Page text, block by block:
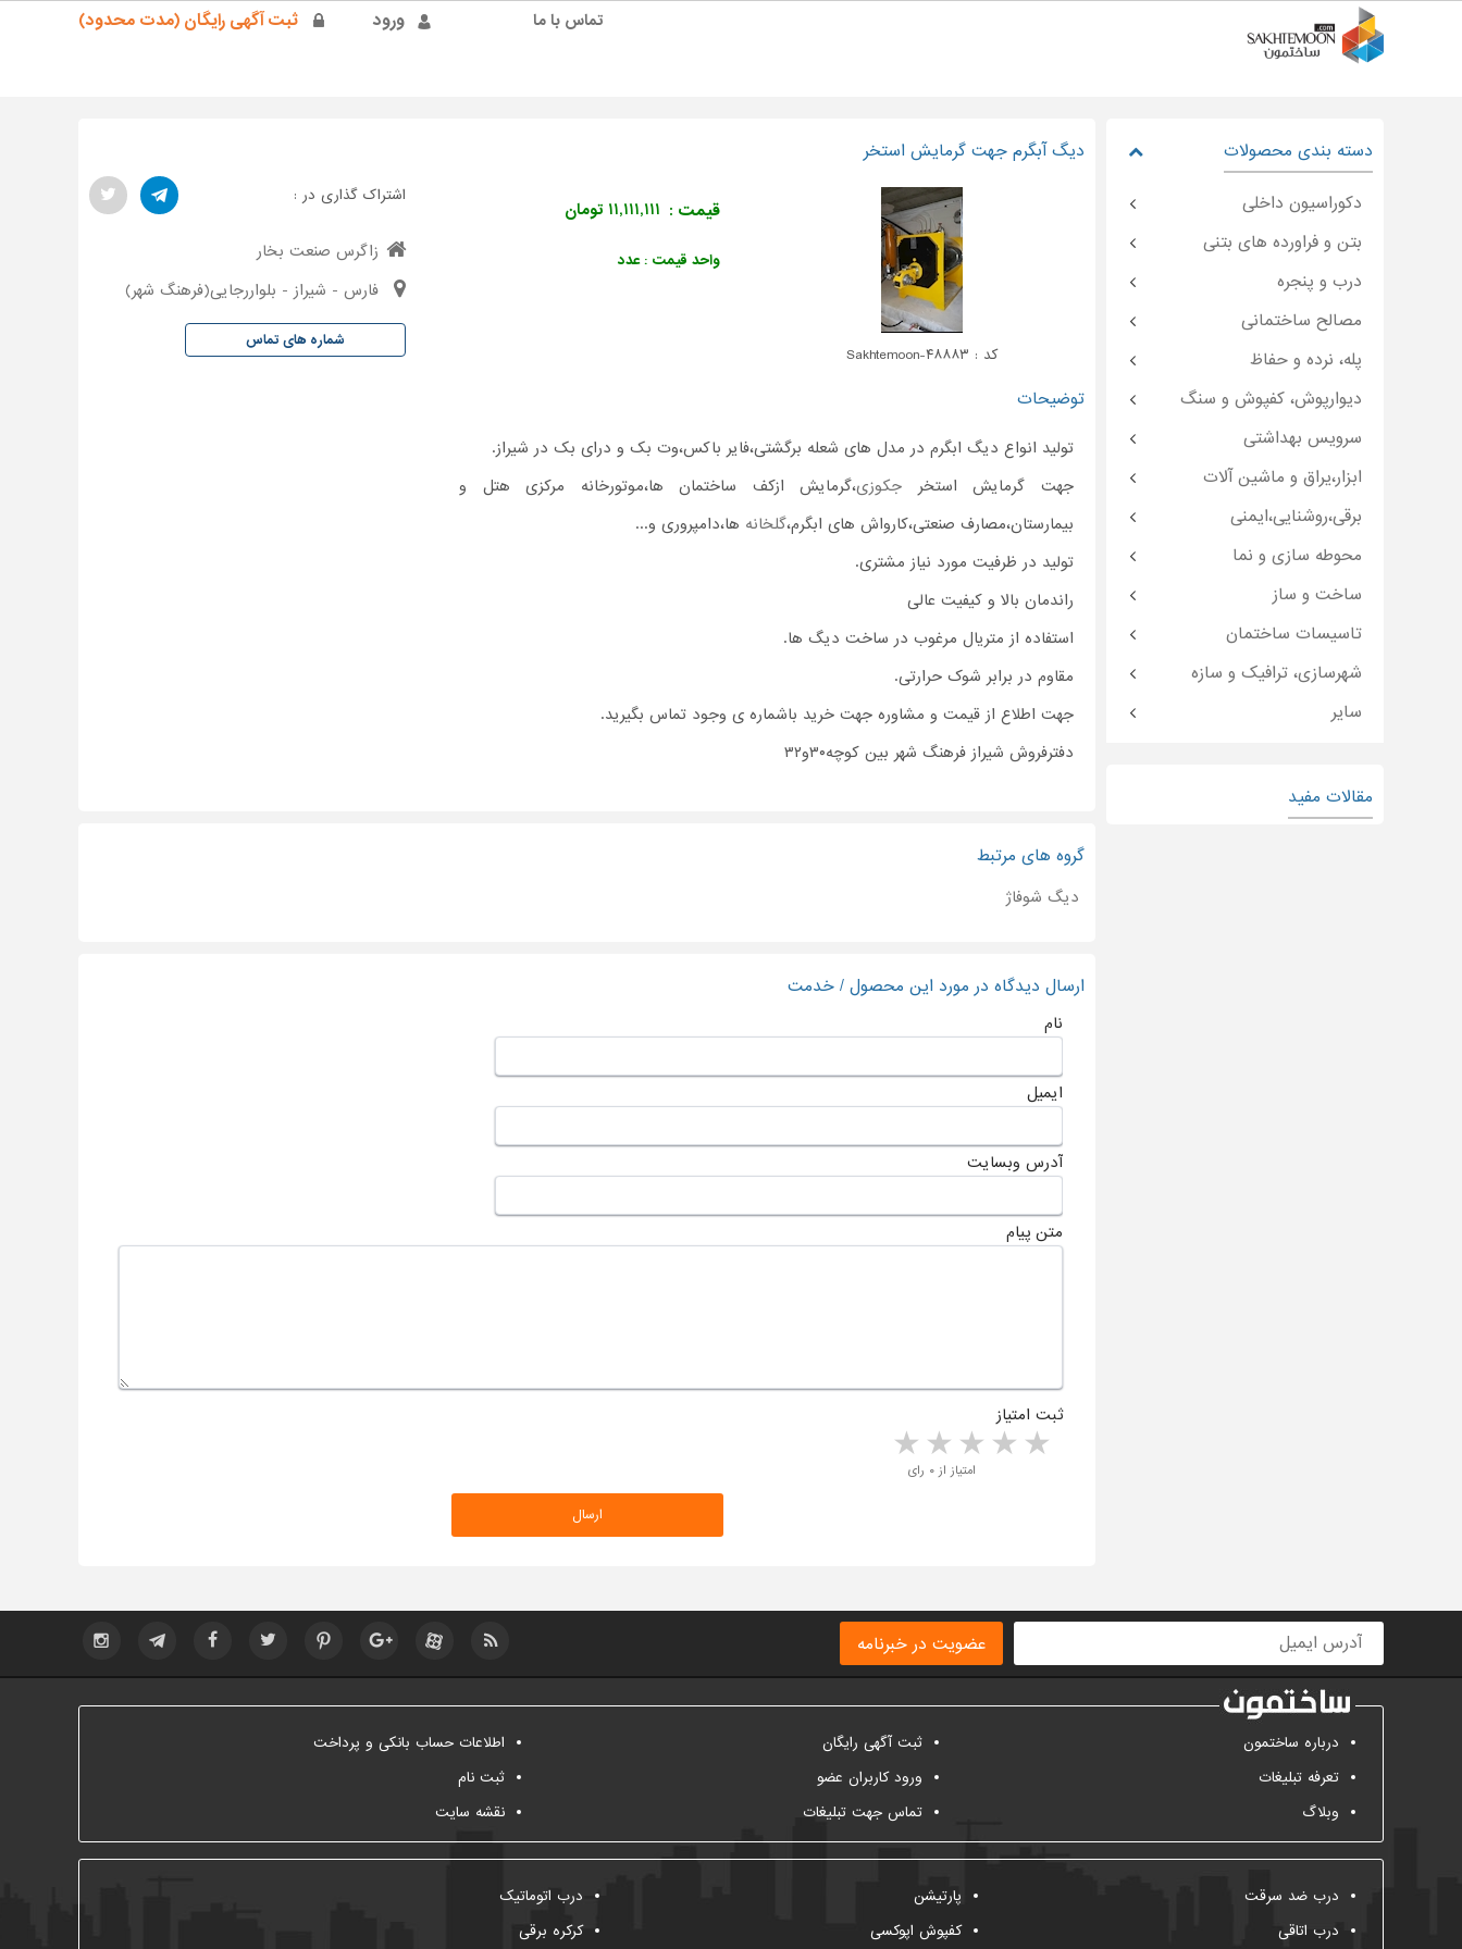
ورود ثبت آگهی رایگان (مدت محدود) تماس با ما
دیگ آبگرم جهت گرمایش استخر
کد : Sakhtemoon-۴۸۸۸۳
قیمت : ۱۱,۱۱۱,۱۱۱ تومان
واحد قیمت : عدد
توضیحات
تولید انواع دیگ ابگرم در مدل های شعله برگشتی،فایر باکس،وت بک و درای بک در شیراز.
جهت گرمایش استخر جکوزی،گرمایش ازکف ساختمان ها،موتورخانه مرکزی هتل و
بیمارستان،مصارف صنعتی،کارواش های ابگرم،گلخانه ها،دامپروری و...
تولید در ظرفیت مورد نیاز مشتری.
راندمان بالا و کیفیت عالی
استفاده از متریال مرغوب در ساخت دیگ ها.
مقاوم در برابر شوک حرارتی.
جهت اطلاع از قیمت و مشاوره جهت خرید باشماره ی وجود تماس بگیرید.
دفترفروش شیراز فرهنگ شهر بین کوچه۳۰و۳۲
اشتراک گذاری در :
زاگرس صنعت بخار
فارس - شیراز - بلواررجایی(فرهنگ شهر)
شماره های تماس
گروه های مرتبط
دیگ شوفاژ
ارسال دیدگاه در مورد این محصول / خدمت
نام
ایمیل
آدرس وبسایت
متن پیام
ثبت امتیاز
4 stars 3 stars 2 stars 1 star امتیاز از ۰ رای
دسته بندی محصولات
دکوراسیون داخلی
بتن و فراورده های بتنی
درب و پنجره
مصالح ساختمانی
پله، نرده و حفاظ
دیوارپوش، کفپوش و سنگ
سرویس بهداشتی
ابزار،یراق و ماشین آلات
برقی،روشنایی،ایمنی
محوطه سازی و نما
ساخت و ساز
تاسیسات ساختمان
شهرسازی، ترافیک و سازه
سایر
مقالات مفید
عضویت در خبرنامه
درباره ساختمون
تعرفه تبلیغات
وبلاگ
ثبت آگهی رایگان
ورود کاربران عضو
تماس جهت تبلیغات
اطلاعات حساب بانکی و پرداخت
ثبت نام
نقشه سایت
درب ضد سرقت
درب اتاقی
پارتیشن
کفپوش اپوکسی
درب اتوماتیک
کرکره برقی